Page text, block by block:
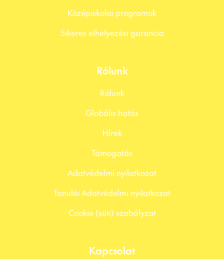
Középiskolai programok
Sikeres elhelyezési garancia
Rólunk
Rólunk
Globális hatás
Hírek
Támogatás
Adatvédelmi nyilatkozat
Tanulói Adatvédelmi nyilatkozat
Cookie (süti) szabályzat
Kapcsolat